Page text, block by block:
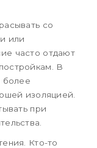
со
или
часто отдают
В
более
изоляцией.
при
Кто-то